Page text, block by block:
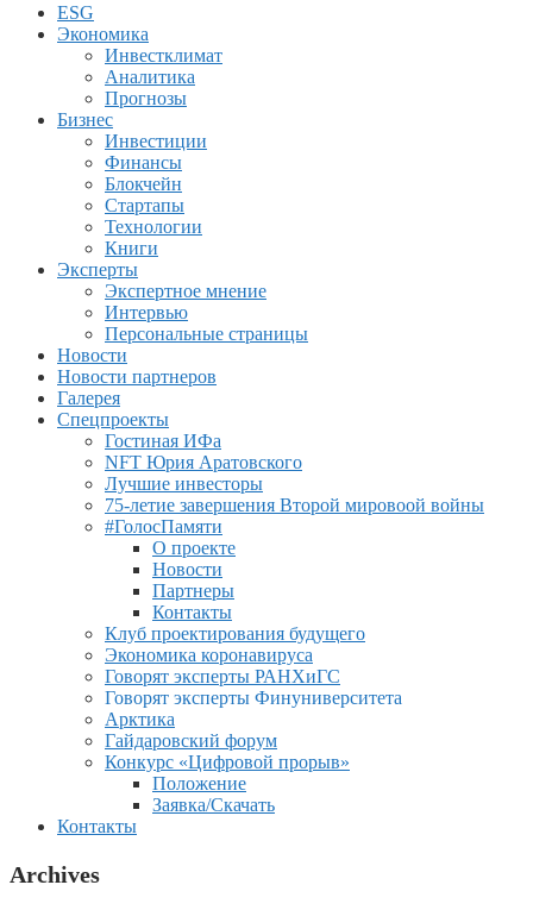
ESG
Экономика
Инвестклимат
Аналитика
Прогнозы
Бизнес
Инвестиции
Финансы
Блокчейн
Стартапы
Технологии
Книги
Эксперты
Экспертное мнение
Интервью
Персональные страницы
Новости
Новости партнеров
Галерея
Спецпроекты
Гостиная ИФа
NFT Юрия Аратовского
Лучшие инвесторы
75-летие завершения Второй мировоой войны
#ГолосПамяти
О проекте
Новости
Партнеры
Контакты
Клуб проектирования будущего
Экономика коронавируса
Говорят эксперты РАНХиГС
Говорят эксперты Финуниверситета
Арктика
Гайдаровский форум
Конкурс «Цифровой прорыв»
Положение
Заявка/Скачать
Контакты
Archives